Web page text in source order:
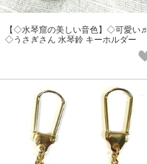
【◇水琴窟の美しい音色】◇可愛い♬
◇うさぎさん 水琴鈴 キーホルダー